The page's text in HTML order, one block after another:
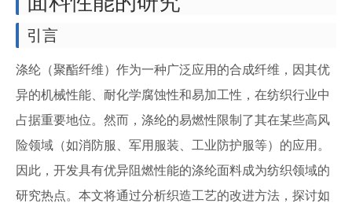
引言
涤纶（聚酯纤维）作为一种广泛应用的合成纤维，因其优
异的机械性能、耐化学腐蚀性和易加工性，在纺织行业中
占据重要地位。然而，涤纶的易燃性限制了其在某些高风
险领域（如消防服、军用服装、工业防护服等）的应用。
因此，开发具有优异阻燃性能的涤纶面料成为纺织领域的
研究热点。本文将通过分析织造工艺的改进方法，探讨如